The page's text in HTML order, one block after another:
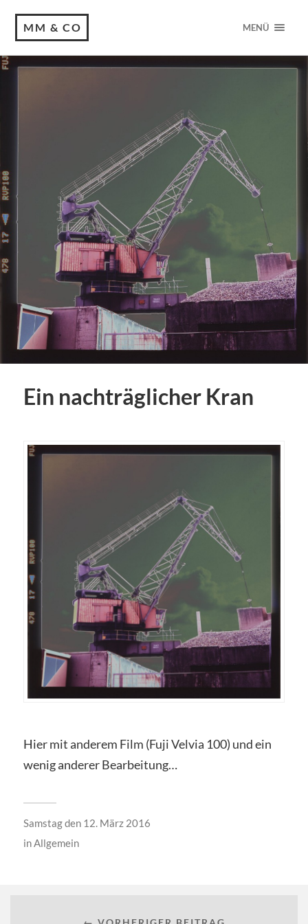
MM & CO MENÜ
Ein nachträglicher Kran
Hier mit anderem Film (Fuji Velvia 100) und ein
wenig anderer Bearbeitung…
Samstag den 12. März 2016
inAllgemein